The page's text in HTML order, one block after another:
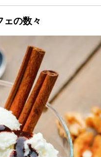
の数々